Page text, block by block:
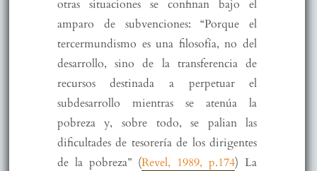
otras situaciones se confinan bajo el
amparo de subvenciones: “Porque el
tercermundismo es una filosofía, no del
desarrollo, sino de la transferencia de
recursos destinada a perpetuar el
subdesarrollo mientras se atenúa la
pobreza y, sobre todo, se palian las
dificultades de tesorería de los dirigentes
de la pobreza” (Revel, 1989, p.174) La